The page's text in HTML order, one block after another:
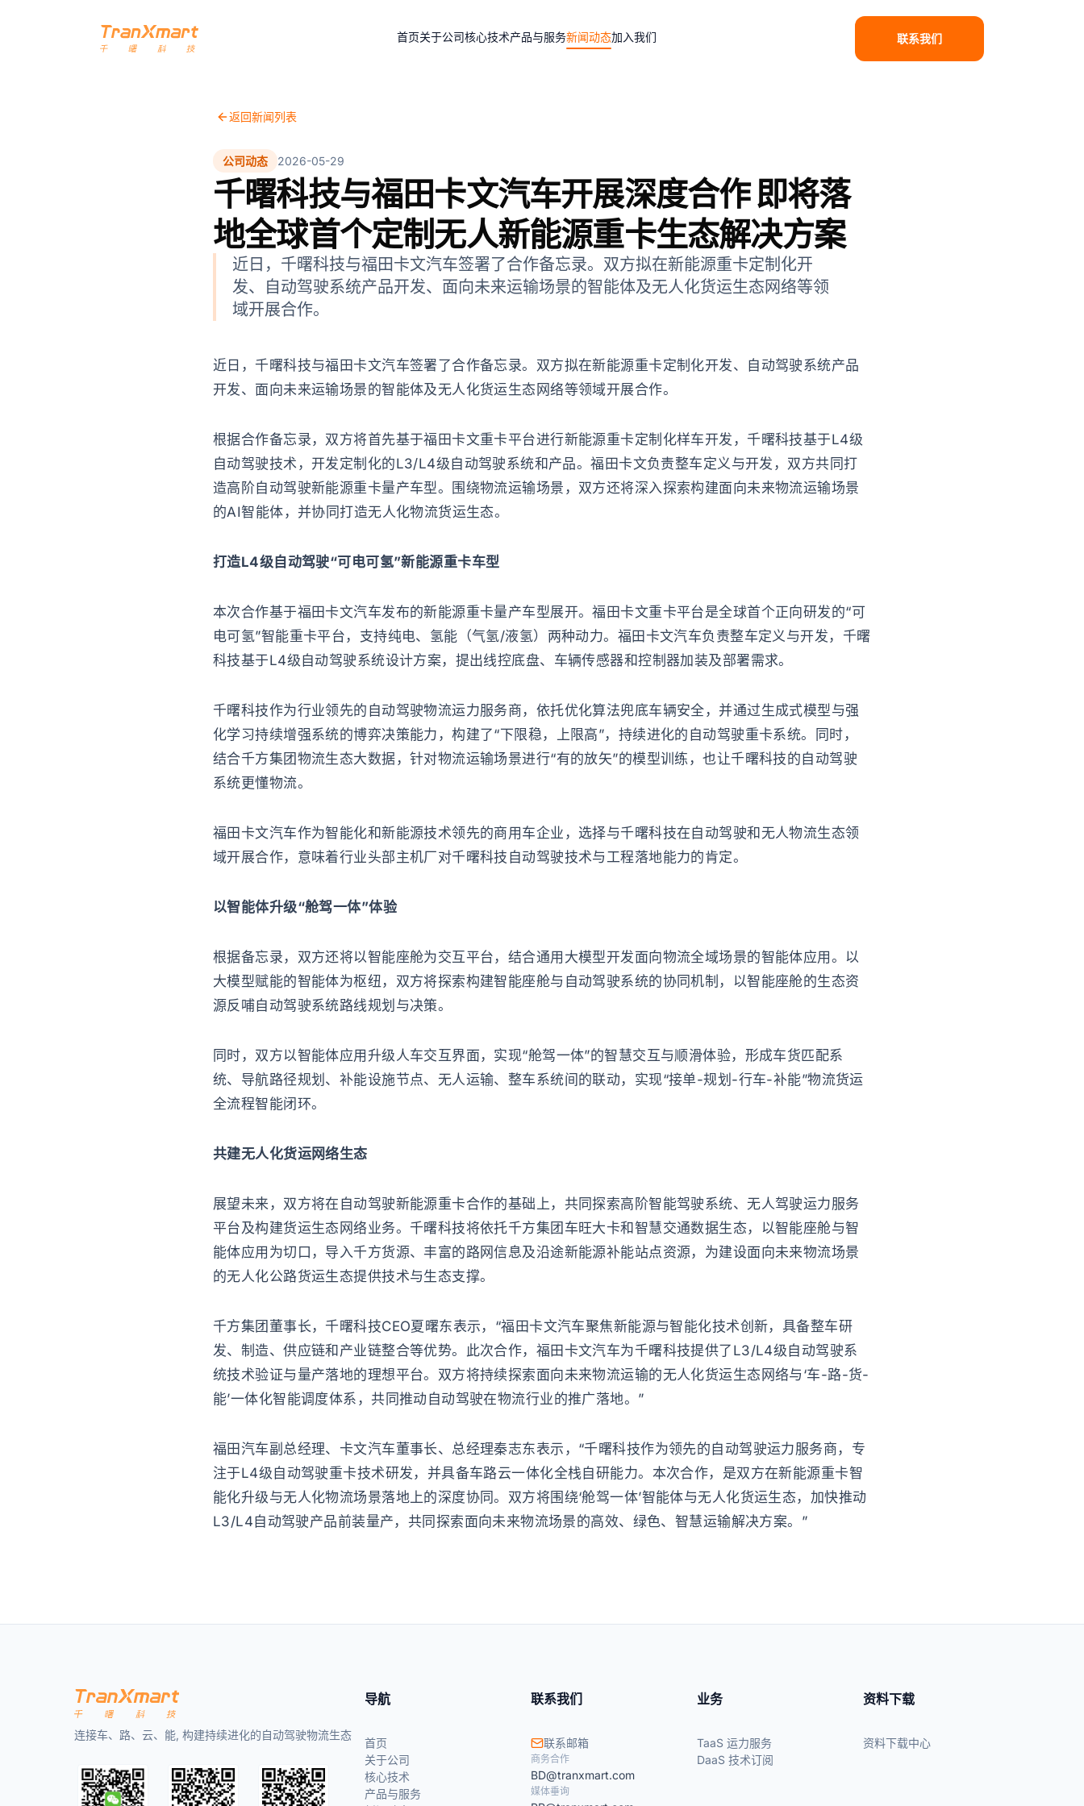
首页关于公司核心技术产品与服务新闻动态加入我们
联系我们
联系我们
返回新闻列表
公司动态 2026-05-29
千曙科技与福田卡文汽车开展深度合作 即将落
地全球首个定制无人新能源重卡生态解决方案
近日，千曙科技与福田卡文汽车签署了合作备忘录。双方拟在新能源重卡定制化开
发、自动驾驶系统产品开发、面向未来运输场景的智能体及无人化货运生态网络等领
域开展合作。
近日，千曙科技与福田卡文汽车签署了合作备忘录。双方拟在新能源重卡定制化开发、自动驾驶系统产品
开发、面向未来运输场景的智能体及无人化货运生态网络等领域开展合作。
根据合作备忘录，双方将首先基于福田卡文重卡平台进行新能源重卡定制化样车开发，千曙科技基于L4级
自动驾驶技术，开发定制化的L3/L4级自动驾驶系统和产品。福田卡文负责整车定义与开发，双方共同打
造高阶自动驾驶新能源重卡量产车型。围绕物流运输场景，双方还将深入探索构建面向未来物流运输场景
的AI智能体，并协同打造无人化物流货运生态。
打造L4级自动驾驶“可电可氢”新能源重卡车型
本次合作基于福田卡文汽车发布的新能源重卡量产车型展开。福田卡文重卡平台是全球首个正向研发的“可
电可氢”智能重卡平台，支持纯电、氢能（气氢/液氢）两种动力。福田卡文汽车负责整车定义与开发，千曙
科技基于L4级自动驾驶系统设计方案，提出线控底盘、车辆传感器和控制器加装及部署需求。
千曙科技作为行业领先的自动驾驶物流运力服务商，依托优化算法兜底车辆安全，并通过生成式模型与强
化学习持续增强系统的博弈决策能力，构建了“下限稳，上限高”，持续进化的自动驾驶重卡系统。同时，
结合千方集团物流生态大数据，针对物流运输场景进行“有的放矢”的模型训练，也让千曙科技的自动驾驶
系统更懂物流。
福田卡文汽车作为智能化和新能源技术领先的商用车企业，选择与千曙科技在自动驾驶和无人物流生态领
域开展合作，意味着行业头部主机厂对千曙科技自动驾驶技术与工程落地能力的肯定。
以智能体升级“舱驾一体”体验
根据备忘录，双方还将以智能座舱为交互平台，结合通用大模型开发面向物流全域场景的智能体应用。以
大模型赋能的智能体为枢纽，双方将探索构建智能座舱与自动驾驶系统的协同机制，以智能座舱的生态资
源反哺自动驾驶系统路线规划与决策。
同时，双方以智能体应用升级人车交互界面，实现“舱驾一体”的智慧交互与顺滑体验，形成车货匹配系
统、导航路径规划、补能设施节点、无人运输、整车系统间的联动，实现“接单-规划-行车-补能”物流货运
全流程智能闭环。
共建无人化货运网络生态
展望未来，双方将在自动驾驶新能源重卡合作的基础上，共同探索高阶智能驾驶系统、无人驾驶运力服务
平台及构建货运生态网络业务。千曙科技将依托千方集团车旺大卡和智慧交通数据生态，以智能座舱与智
能体应用为切口，导入千方货源、丰富的路网信息及沿途新能源补能站点资源，为建设面向未来物流场景
的无人化公路货运生态提供技术与生态支撑。
千方集团董事长，千曙科技CEO夏曙东表示，“福田卡文汽车聚焦新能源与智能化技术创新，具备整车研
发、制造、供应链和产业链整合等优势。此次合作，福田卡文汽车为千曙科技提供了L3/L4级自动驾驶系
统技术验证与量产落地的理想平台。双方将持续探索面向未来物流运输的无人化货运生态网络与‘车-路-货-
能’一体化智能调度体系，共同推动自动驾驶在物流行业的推广落地。”
福田汽车副总经理、卡文汽车董事长、总经理秦志东表示，“千曙科技作为领先的自动驾驶运力服务商，专
注于L4级自动驾驶重卡技术研发，并具备车路云一体化全栈自研能力。本次合作，是双方在新能源重卡智
能化升级与无人化物流场景落地上的深度协同。双方将围绕‘舱驾一体’智能体与无人化货运生态，加快推动
L3/L4自动驾驶产品前装量产，共同探索面向未来物流场景的高效、绿色、智慧运输解决方案。”
连接车、路、云、能, 构建持续进化的自动驾驶物流生态
导航
首页
关于公司
核心技术
产品与服务
联系我们
联系邮箱
商务合作
BD@tranxmart.com
媒体垂询
业务
TaaS 运力服务
DaaS 技术订阅
资料下载
资料下载中心